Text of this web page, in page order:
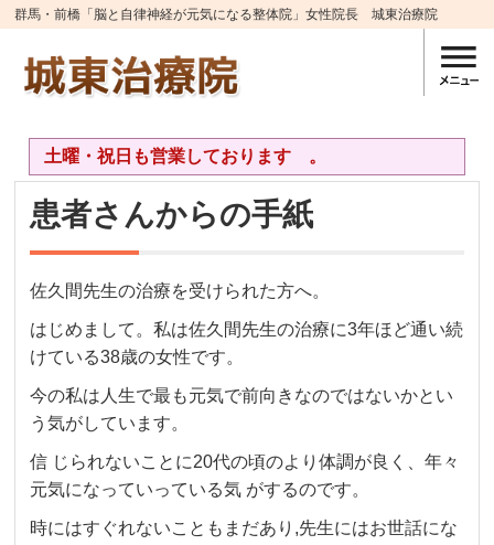
群馬・前橋「脳と自律神経が元気になる整体院」女性院長 城東治療院
土曜・祝日も営業しております 。
患者さんからの手紙
佐久間先生の治療を受けられた方へ。
はじめまして。私は佐久間先生の治療に3年ほど通い続
けている38歳の女性です。
今の私は人生で最も元気で前向きなのではないかとい
う気がしています。
信 じられないことに20代の頃のより体調が良く、年々
元気になっていっている気 がするのです。
時にはすぐれないこともまだあり,先生にはお世話にな